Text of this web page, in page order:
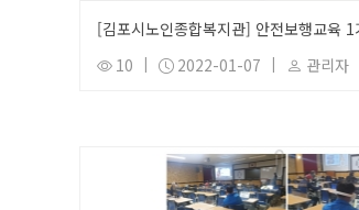
[김포시노인종합복지관] 안전보행교육 1
10
| 2022-01-07 | 관리자